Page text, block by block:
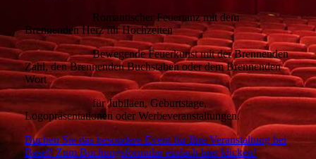
Romantischer Feuertanz mit dem
Brennenden Herz für Hochzeiten
Bewegende Feuerkunst mit der Brennenden
Zahl, den Brennenden Buchstaben oder dem Brennenden
Wort
für Jubiläen, Geburtstage,
Logopräsentationen oder Werbeveranstaltungen.
Buchen Sie das besondere Event für Ihre Veranstaltung bei
Basel! Zum Buchungsformular einfach hier klicken!